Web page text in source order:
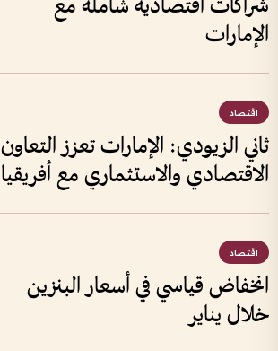
شراكات اقتصادية شاملة مع
الإمارات
اقتصاد
ثاني الزيودي: الإمارات تعزز التعاون
الاقتصادي والاستثماري مع أفريقيا
اقتصاد
انخفاض قياسي في أسعار البنزين
خلال يناير